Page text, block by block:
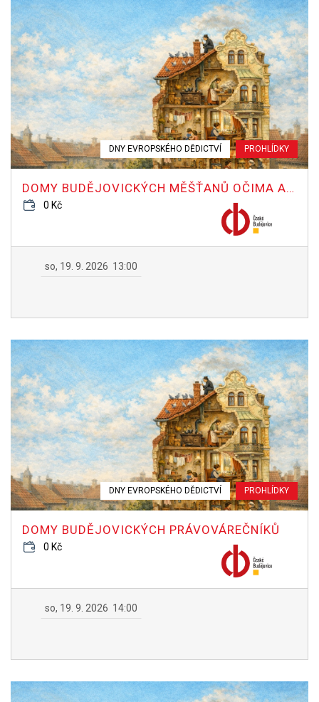
DNY EVROPSKÉHO DĚDICTVÍ PROHLÍDKY
DOMY BUDĚJOVICKÝCH MĚŠŤANŮ OČIMA ARCHEOLOGA
0 Kč
so, 19. 9. 2026 13:00
DNY EVROPSKÉHO DĚDICTVÍ PROHLÍDKY
DOMY BUDĚJOVICKÝCH PRÁVOVÁREČNÍKŮ
0 Kč
so, 19. 9. 2026 14:00